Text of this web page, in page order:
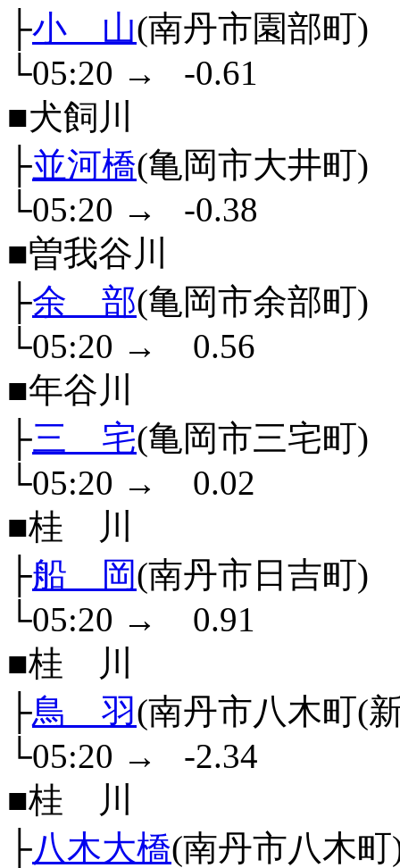
├小 山(南丹市園部町)
└05:20 →
-0.61
■犬飼川
├並河橋(亀岡市大井町)
└05:20 →
-0.38
■曽我谷川
├余 部(亀岡市余部町)
└05:20 →
0.56
■年谷川
├三 宅(亀岡市三宅町)
└05:20 →
0.02
■桂 川
├船 岡(南丹市日吉町)
└05:20 →
0.91
■桂 川
├鳥 羽(南丹市八木町(
└05:20 →
-2.34
■桂 川
├八木大橋(南丹市八木町